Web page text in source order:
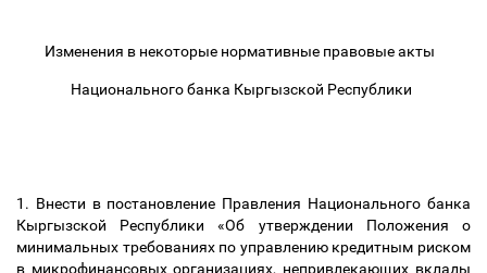
Изменения в некоторые нормативные правовые акты
Национального банка Кыргызской Республики
1. Внести в постановление Правления Национального банка
Кыргызской Республики «Об утверждении Положения о
минимальных требованиях по управлению кредитным риском
в микрофинансовых организациях, непривлекающих вклады